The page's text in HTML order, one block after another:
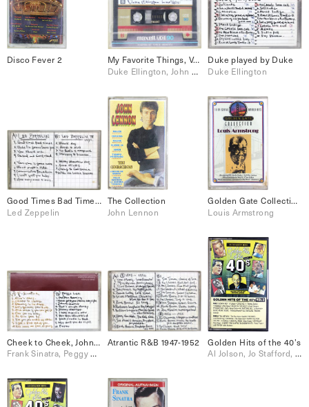
Disco Fever 2
My Favorite Things, Volunteered Slavery, Duke Ellington 40’s
Duke Ellington, John Coltrane, Roland Kirk
Duke played by Duke
Duke Ellington
Good Times Bad Times, Black Dog, etc.
Led Zeppelin
The Collection
John Lennon
Golden Gate Collection Louis Armstrong
Louis Armstrong
Cheek to Cheek, Johnny Guitar, etc.
Frank Sinatra, Peggy Lee
Atrantic R&B 1947-1952
Golden Hits of the 40’s
Al Jolson, Jo Stafford, Louis Armstrong